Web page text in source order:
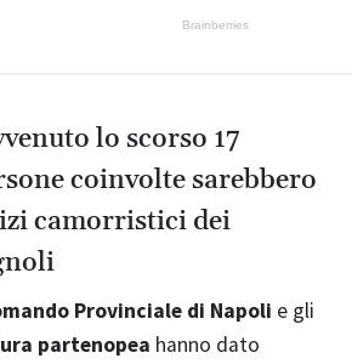
lo scorso 17
coinvolte sarebbero
camorristici dei
Provinciale di Napoli e gli
partenopea hanno dato